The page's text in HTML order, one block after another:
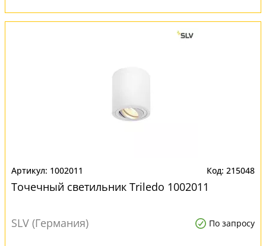
1002011 215048
Точечный светильник Triledo 1002011
SLV (Германия) По запросу